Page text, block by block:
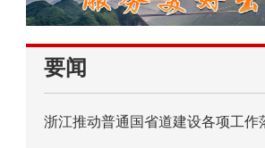
要闻
浙江推动普通国省道建设各项工作